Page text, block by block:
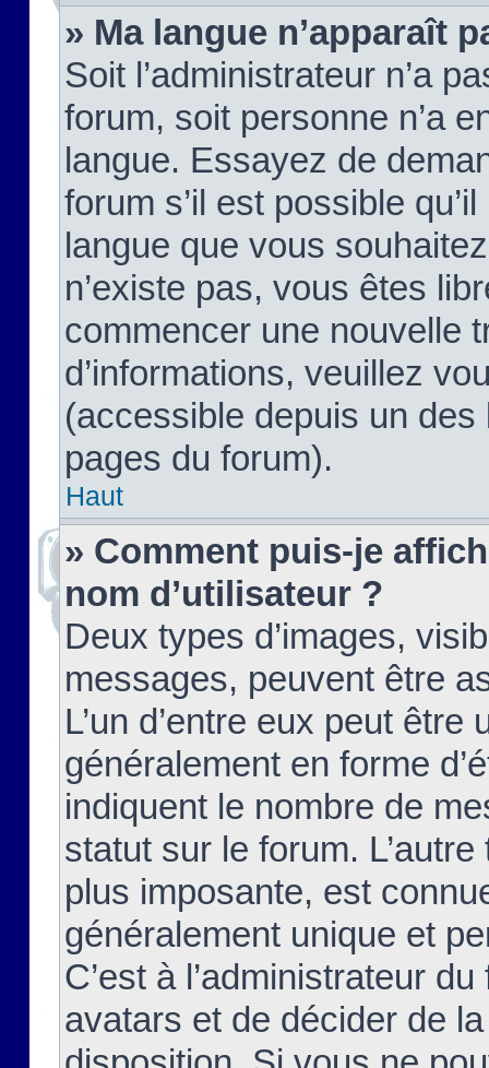
» Ma langue n’apparaît
Soit l’administrateur n’a
forum, soit personne n’a
langue. Essayez de
forum s’il est possible
langue que vous
n’existe pas, vous êtes
commencer une nouvelle
d’informations, veuillez
(accessible depuis un
pages du forum).
Haut
» Comment puis-je
nom d’utilisateur ?
Deux types d’images,
messages, peuvent être
L’un d’entre eux peut
généralement en forme
indiquent le nombre de
statut sur le forum.
plus imposante, est
généralement unique et
C’est à l’administrateur
avatars et de décider de